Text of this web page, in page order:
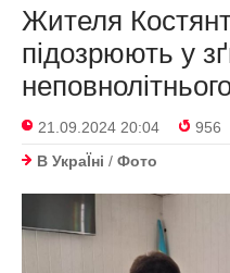
Жителя
підозрюють у
21.09.2024 20:04
956
В УкраЇнi / Фото